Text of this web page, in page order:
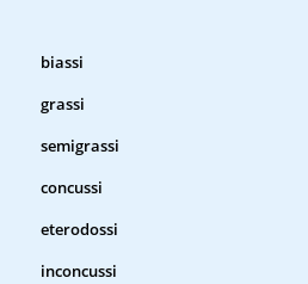
biassi
grassi
semigrassi
concussi
eterodossi
inconcussi